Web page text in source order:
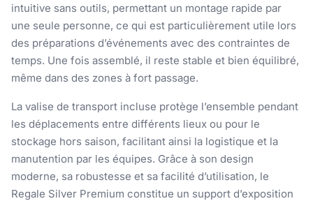
intuitive sans outils, permettant un montage rapide par
une seule personne, ce qui est particulièrement utile lors
des préparations d’événements avec des contraintes de
temps. Une fois assemblé, il reste stable et bien équilibré,
même dans des zones à fort passage.
La valise de transport incluse protège l’ensemble pendant
les déplacements entre différents lieux ou pour le
stockage hors saison, facilitant ainsi la logistique et la
manutention par les équipes. Grâce à son design
moderne, sa robustesse et sa facilité d’utilisation, le
Regale Silver Premium constitue un support d’exposition